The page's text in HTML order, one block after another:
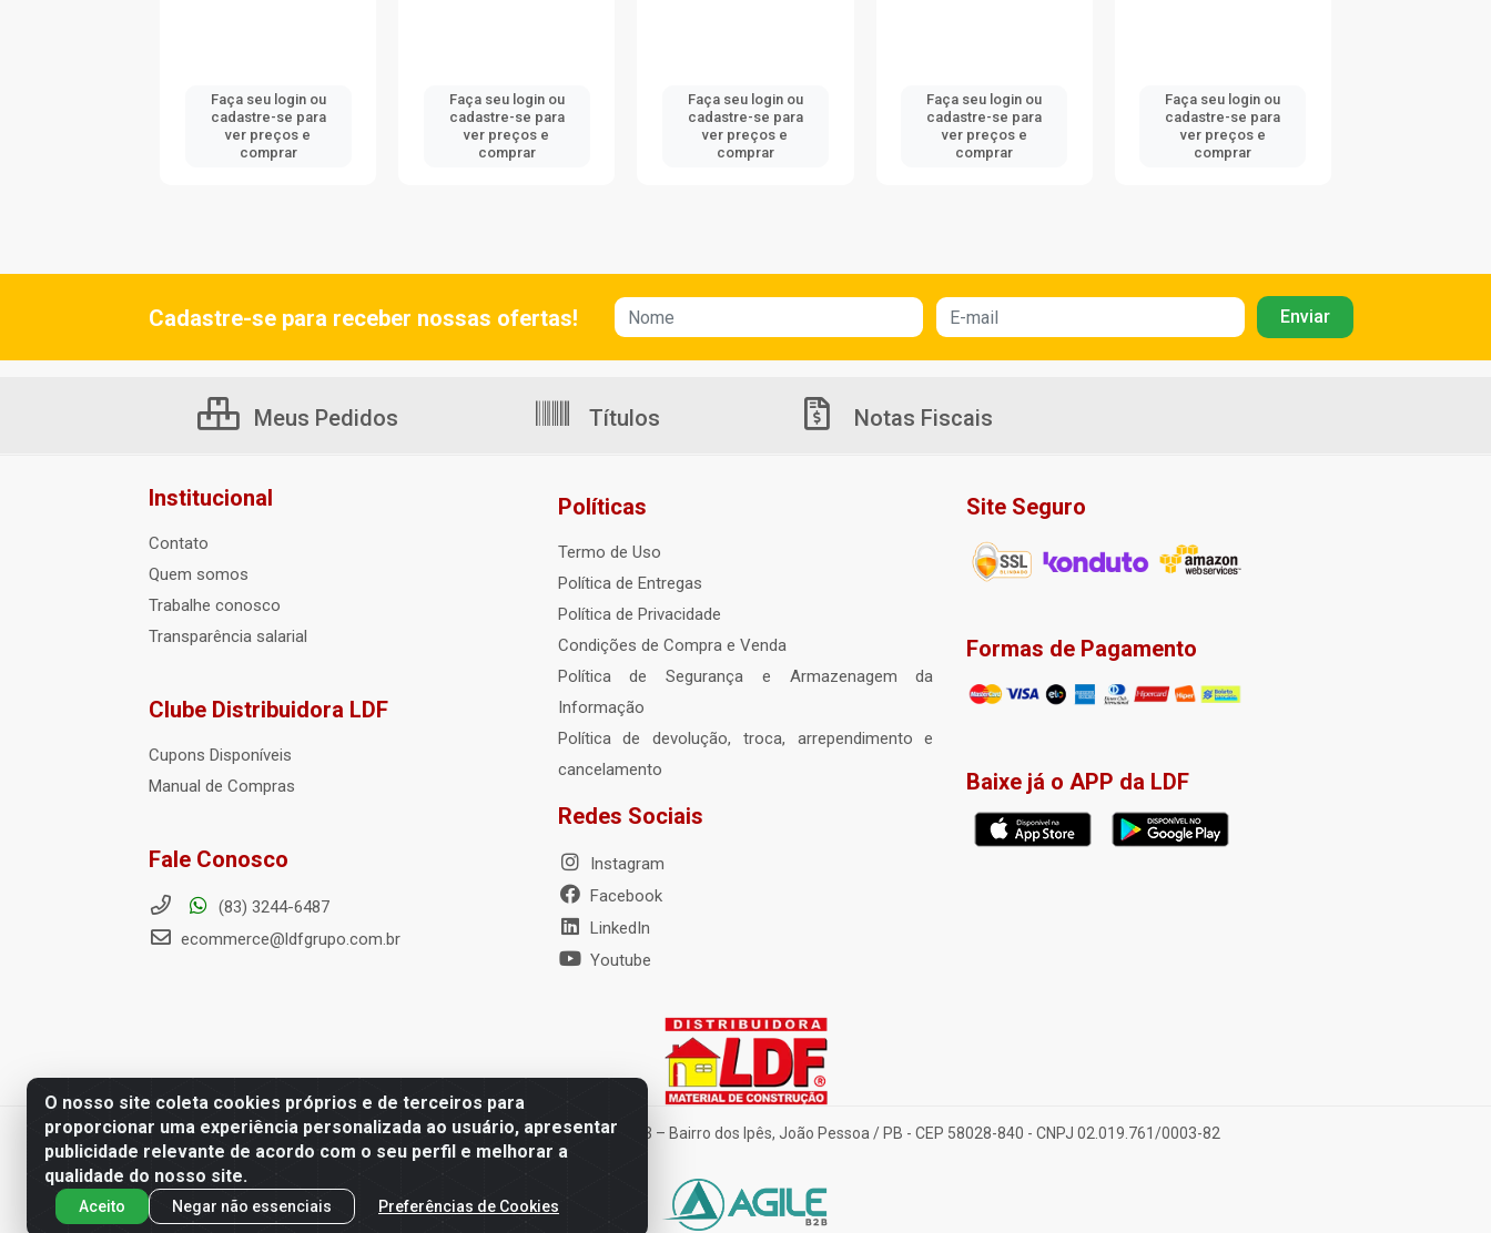
Faça seu login ou
cadastre-se para
ver preços e
comprar
Faça seu login ou
cadastre-se para
ver preços e
comprar
Faça seu login ou
cadastre-se para
ver preços e
comprar
Faça seu login ou
cadastre-se para
ver preços e
comprar
Faça seu login ou
cadastre-se para
ver preços e
comprar
O nosso site coleta cookies próprios e de terceiros para
proporcionar uma experiência personalizada ao usuário, apresentar
publicidade relevante de acordo com o seu perfil e melhorar a
qualidade do nosso site.
Aceito Negar não essenciais Preferências de Cookies
Cadastre-se para receber nossas ofertas!
Meus Pedidos Títulos Notas Fiscais
Institucional
Contato
Quem somos
Trabalhe conosco
Transparência salarial
Clube Distribuidora LDF
Cupons Disponíveis
Manual de Compras
Fale Conosco
(83) 3244-6487
ecommerce@ldfgrupo.com.br
Políticas
Termo de Uso
Política de Entregas
Política de Privacidade
Condições de Compra e Venda
Política de Segurança e Armazenagem da
Informação
Política de devolução, troca, arrependimento e
cancelamento
Redes Sociais
Instagram
Facebook
LinkedIn
Youtube
Site Seguro
Formas de Pagamento
Baixe já o APP da LDF
Distribuidora LDF - Av. Presidente Tancredo Neves, 203 – Bairro dos Ipês, João Pessoa / PB - CEP 58028-840 - CNPJ 02.019.761/0003-82